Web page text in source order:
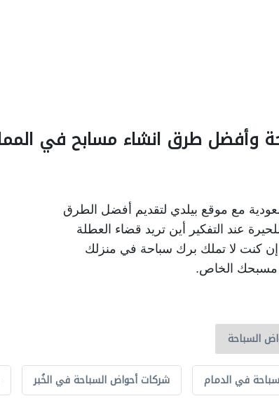
مع موقع بيلدي لتقديم أفضل الطرق
كنت لا تملك برك سباحة في منزلك
مسبحك الخاص.
شركات أحواض السباحة في الخُبر في الدمام